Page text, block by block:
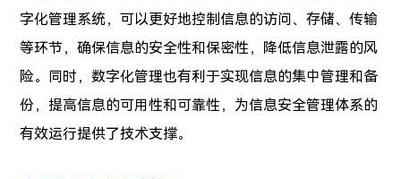
字化管理系统，可以更好地控制信息的访问、存储、传输
等环节，确保信息的安全性和保密性，降低信息泄露的风
险。同时，数字化管理也有利于实现信息的集中管理和备
份，提高信息的可用性和可靠性，为信息安全管理体系的
有效运行提供了技术支撑。